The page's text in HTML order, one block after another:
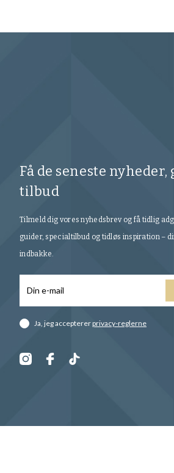
Få de seneste nyheder,
tilbud
Tilmeld dig vores nyhedsbrev og få tidlig
guider, specialtilbud og tidløs inspiration –
indbakke.
Ja, jeg acceptererprivacy-reglerne